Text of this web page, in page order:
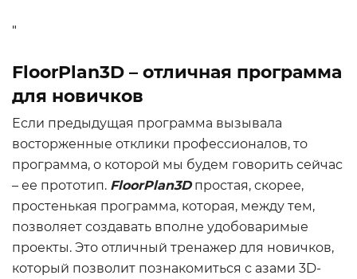
"
FloorPlan3D – отличная программа
для новичков
Если предыдущая программа вызывала
восторженные отклики профессионалов, то
программа, о которой мы будем говорить сейчас
– ее прототип. FloorPlan3Dпростая, скорее,
простенькая программа, которая, между тем,
позволяет создавать вполне удобоваримые
проекты. Это отличный тренажер для новичков,
который позволит познакомиться с азами 3D-